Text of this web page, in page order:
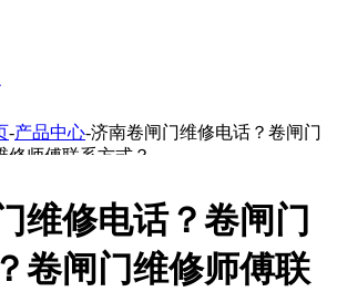
-产品中心-济南卷闸门维修电话？卷闸门
修师傅联系方式？
维修电话？卷闸门
卷闸门维修师傅联